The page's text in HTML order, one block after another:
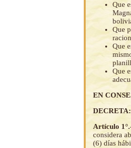
Que
Que
Que
Que
EN
DECRETA:
Artículo
considera
(6) días